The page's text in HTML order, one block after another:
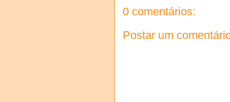
0 comentários:
Postar um